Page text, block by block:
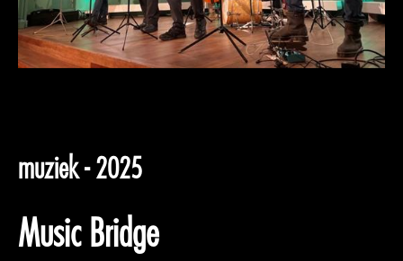
muziek - 2025
Music Bridge